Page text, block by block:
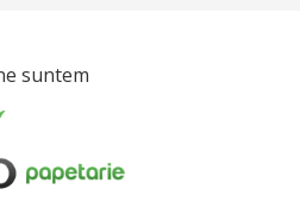
suntem